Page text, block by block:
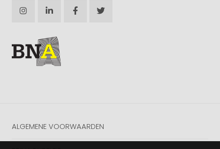
ALGEMENE VOORWAARDEN